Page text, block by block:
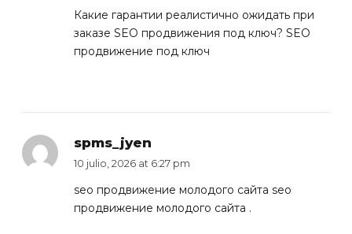
Какие гарантии реалистично ожидать при
заказе SEO продвижения под ключ? SEO
продвижение под ключ
spms_jyen
10 julio, 2026 at 6:27 pm
seo продвижение молодого сайта seo
продвижение молодого сайта .